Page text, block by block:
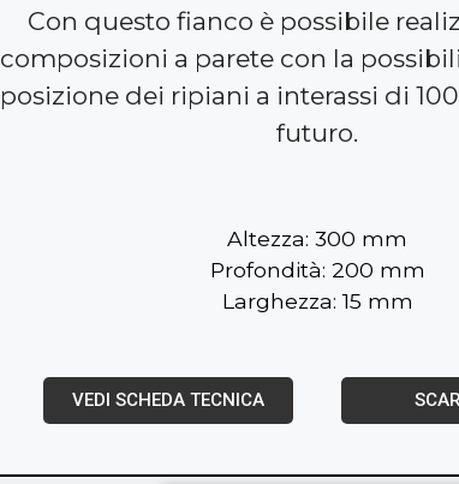
Con questo fianco è possibile
composizioni a parete con la
posizione dei ripiani a interassi di
futuro.
Altezza: 300 mm
Profondità: 200 mm
Larghezza: 15 mm
VEDI SCHEDA TECNICA